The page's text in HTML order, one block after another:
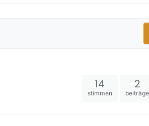
14
stimmen
2
beiträge